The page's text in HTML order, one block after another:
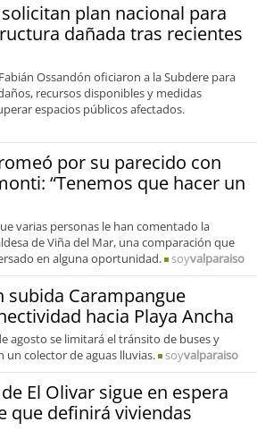
plan nacional para
dañada tras recientes
Ossandón oficiaron a la Subdere para
recursos disponibles y medidas
espacios públicos afectados.
por su parecido con
“Tenemos que hacer un
varias personas le han comentado la
de Viña del Mar, una comparación que
en alguna oportunidad.
soyvalparaiso
subida Carampangue
hacia Playa Ancha
agosto se limitará el tránsito de buses y
un colector de aguas lluvias.
soyvalparaiso
El Olivar sigue en espera
que definirá viviendas